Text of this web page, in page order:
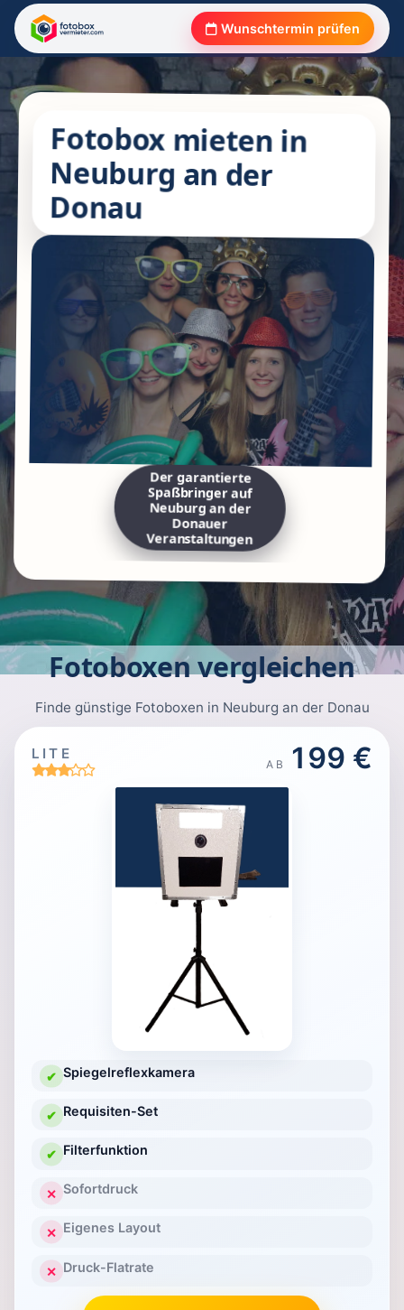
Wunschtermin prüfen
Fotobox mieten in
Neuburg an der
Donau
Der garantierte
Spaßbringer auf
Neuburg an der
Donauer
Veranstaltungen
Fotoboxen vergleichen
Finde günstige Fotoboxen in Neuburg an der Donau
LITE
AB 199 €
✔ Spiegelreflexkamera
✔ Requisiten-Set
✔ Filterfunktion
✕ Sofortdruck
✕ Eigenes Layout
✕ Druck-Flatrate